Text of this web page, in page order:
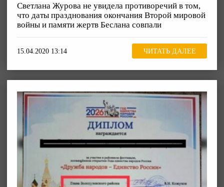
Светлана Журова не увидела противоречий в том,
что даты празднования окончания Второй мировой
войны и памяти жертв Беслана совпали
15.04.2020 13:14 ЧИТАТЬ ДАЛЕЕ